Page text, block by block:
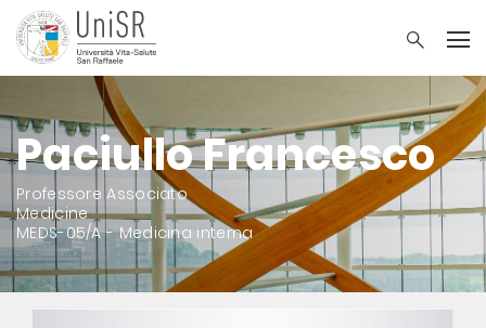
Paciullo Francesco
Professore Associato
Medicine
MEDS-05/A - Medicina interna